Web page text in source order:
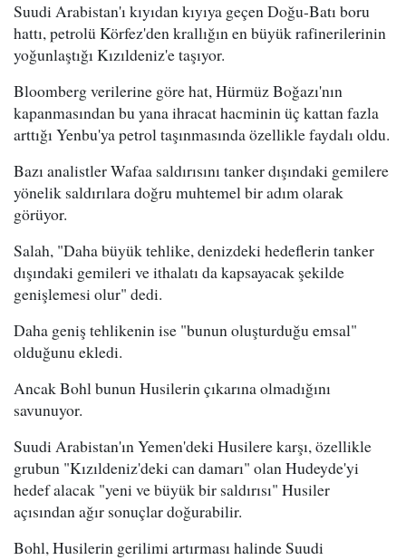
Suudi Arabistan'ı kıyıdan kıyıya geçen Doğu-Batı boru
hattı, petrolü Körfez'den krallığın en büyük rafinerilerinin
yoğunlaştığı Kızıldeniz'e taşıyor.
Bloomberg verilerine göre hat, Hürmüz Boğazı'nın
kapanmasından bu yana ihracat hacminin üç kattan fazla
arttığı Yenbu'ya petrol taşınmasında özellikle faydalı oldu.
Bazı analistler Wafaa saldırısını tanker dışındaki gemilere
yönelik saldırılara doğru muhtemel bir adım olarak
görüyor.
Salah, "Daha büyük tehlike, denizdeki hedeflerin tanker
dışındaki gemileri ve ithalatı da kapsayacak şekilde
genişlemesi olur" dedi.
Daha geniş tehlikenin ise "bunun oluşturduğu emsal"
olduğunu ekledi.
Ancak Bohl bunun Husilerin çıkarına olmadığını
savunuyor.
Suudi Arabistan'ın Yemen'deki Husilere karşı, özellikle
grubun "Kızıldeniz'deki can damarı" olan Hudeyde'yi
hedef alacak "yeni ve büyük bir saldırısı" Husiler
açısından ağır sonuçlar doğurabilir.
Bohl, Husilerin gerilimi artırması halinde Suudi